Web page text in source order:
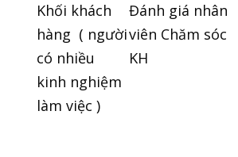
Khối khách
hàng ( người
có nhiều
kinh nghiệm
làm việc )
Đánh giá nhân
viên Chăm sóc
KH